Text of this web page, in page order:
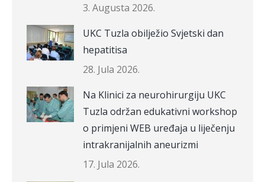
3. Augusta 2026.
UKC Tuzla obilježio Svjetski dan
hepatitisa
28. Jula 2026.
Na Klinici za neurohirurgiju UKC
Tuzla održan edukativni workshop
o primjeni WEB uređaja u liječenju
intrakranijalnih aneurizmi
17. Jula 2026.